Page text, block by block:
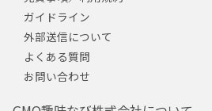
ガイドライン
外部送信について
よくある質問
お問い合わせ